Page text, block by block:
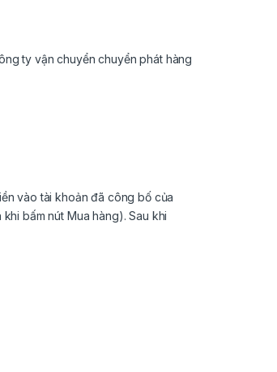
ty vận chuyển chuyển phát hàng
vào tài khoản đã công bố của
bấm nút Mua hàng). Sau khi